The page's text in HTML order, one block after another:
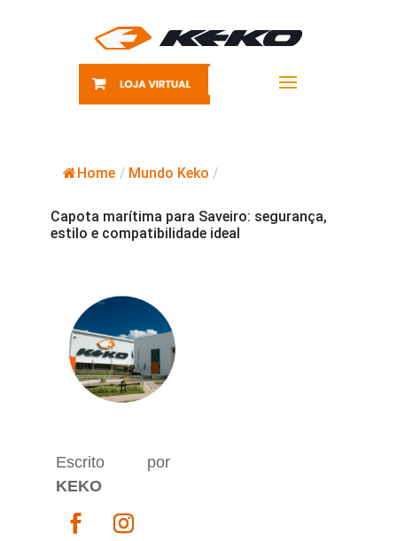
Home / Mundo Keko /
Capota marítima para Saveiro: segurança,
estilo e compatibilidade ideal
Escrito por
KEKO